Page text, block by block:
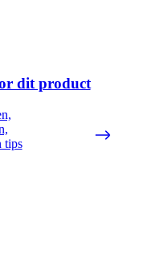
dit product
tips
Bazaarvoice en voldoen